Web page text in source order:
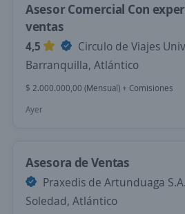
Asesor Comercial Con
ventas
4,5
Circulo de Viajes
Barranquilla, Atlántico
$ 2.000.000,00 (Mensual) + Comisiones
Ayer
Asesora de Ventas
Praxedis de Artunduaga S.A.
Soledad, Atlántico